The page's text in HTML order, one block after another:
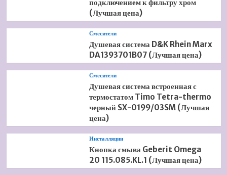
подключением к фильтру хром
(Лучшая цена)
Смесители
Душевая система D&K Rhein Marx
DA1393701B07 (Лучшая цена)
Смесители
Душевая система встроенная с
термостатом Timo Tetra-thermo
черный SX-0199/03SM (Лучшая
цена)
Инсталляции
Кнопка смыва Geberit Omega
20 115.085.KL.1 (Лучшая цена)